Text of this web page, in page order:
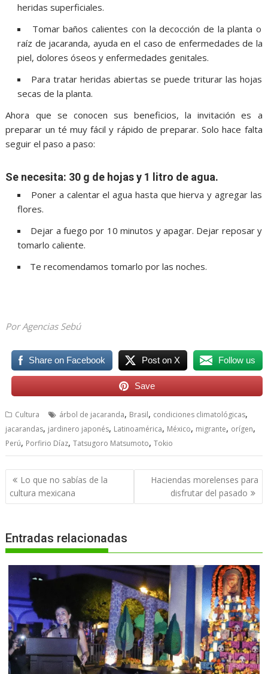
heridas superficiales.
Tomar baños calientes con la decocción de la planta o
raíz de jacaranda, ayuda en el caso de enfermedades de la
piel, dolores óseos y enfermedades genitales.
Para tratar heridas abiertas se puede triturar las hojas
secas de la planta.
Ahora que se conocen sus beneficios, la invitación es a
preparar un té muy fácil y rápido de preparar. Solo hace falta
seguir el paso a paso:
Se necesita: 30 g de hojas y 1 litro de agua.
Poner a calentar el agua hasta que hierva y agregar las
flores.
Dejar a fuego por 10 minutos y apagar. Dejar reposar y
tomarlo caliente.
Te recomendamos tomarlo por las noches.
Por Agencias Sebú
Share on Facebook Post on X Follow us
Save
Cultura árbol de jacaranda, Brasil, condiciones climatológicas,
jacarandas, jardinero japonés, Latinoamérica, México, migrante, orígen,
Perú, Porfirio Díaz,Tatsugoro Matsumoto,Tokio
Navegación
de
entradas
Lo que no sabías de la
cultura mexicana
Haciendas morelenses para
disfrutar del pasado
Entradas relacionadas